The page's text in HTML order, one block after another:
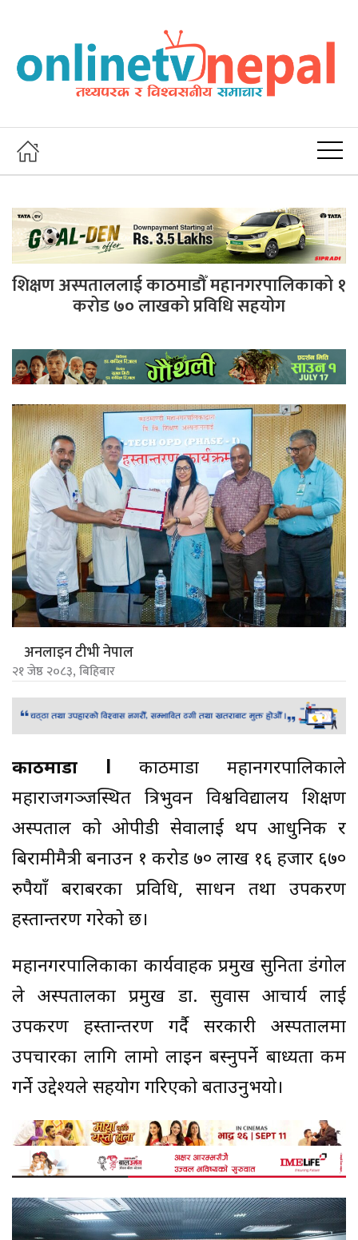
शिक्षण अस्पताललाई काठमाडौँ महानगरपालिकाको १
करोड ७० लाखको प्रविधि सहयोग
अनलाइन टीभी नेपाल
२१ जेष्ठ २०८३, बिहिबार
काठमाडौं l काठमाडौँ महानगरपालिकाले
महाराजगञ्जस्थित त्रिभुवन विश्वविद्यालय शिक्षण
अस्पताल को ओपीडी सेवालाई थप आधुनिक र
बिरामीमैत्री बनाउन १ करोड ७० लाख १६ हजार ६७०
रुपैयाँ बराबरका प्रविधि, साधन तथा उपकरण
हस्तान्तरण गरेको छ।
महानगरपालिकाका कार्यवाहक प्रमुख सुनिता डंगोल
ले अस्पतालका प्रमुख डा. सुवास आचार्य लाई
उपकरण हस्तान्तरण गर्दै सरकारी अस्पतालमा
उपचारका लागि लामो लाइन बस्नुपर्ने बाध्यता कम
गर्ने उद्देश्यले सहयोग गरिएको बताउनुभयो।